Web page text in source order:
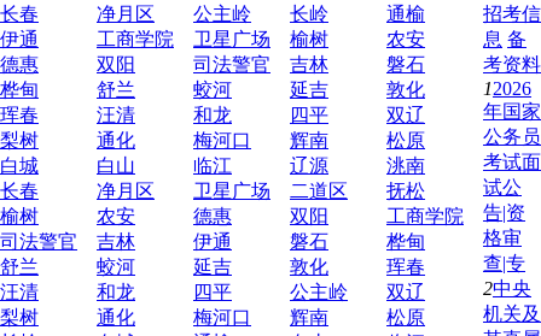
长春
净月区 公主岭 长岭
通榆
伊通
工商学院 卫星广场 榆树
农安
德惠
双阳 司法警官 吉林
磐石
桦甸
舒兰 蛟河 延吉
敦化
珲春
汪清 和龙 四平
双辽
梨树
通化 梅河口 辉南
松原
白城
白山 临江 辽源
洮南
长春
净月区 卫星广场 二道区
抚松
榆树
农安 德惠 双阳
工商学院
司法警官
吉林 伊通 磐石
桦甸
舒兰
蛟河 延吉 敦化
珲春
汪清
和龙 四平 公主岭
双辽
梨树
通化 梅河口 辉南
松原
招考信
息 备
考资料
12026
年国家
公务员
考试面
试公
告|资
格审
查|专
2中央
机关及